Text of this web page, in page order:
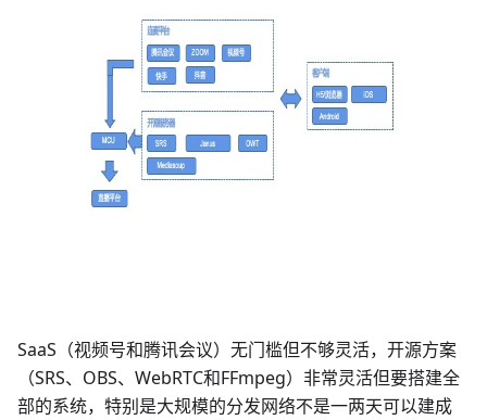
SaaS（视频号和腾讯会议）无门槛但不够灵活，开源方案
（SRS、OBS、WebRTC和FFmpeg）非常灵活但要搭建全
部的系统，特别是大规模的分发网络不是一两天可以建成